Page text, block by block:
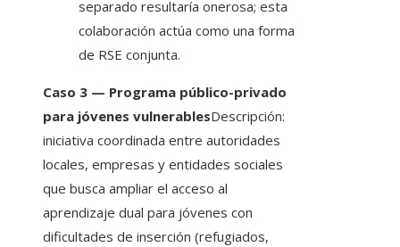
separado resultaría onerosa; esta
colaboración actúa como una forma
de RSE conjunta.
Caso 3 — Programa público-privado
para jóvenes vulnerablesDescripción:
iniciativa coordinada entre autoridades
locales, empresas y entidades sociales
que busca ampliar el acceso al
aprendizaje dual para jóvenes con
dificultades de inserción (refugiados,